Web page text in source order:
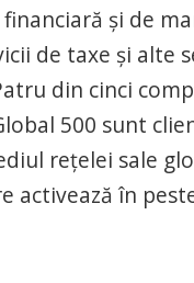
şi de
de taxe şi alte
din cinci
500 sunt
reţelei sale
activează în